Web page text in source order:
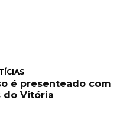
é presenteado com
do Vitória